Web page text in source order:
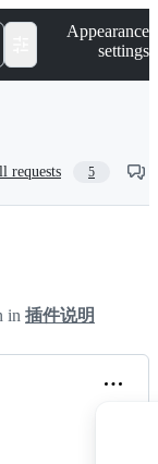
Appearance
settings
requests 5
in 插件说明